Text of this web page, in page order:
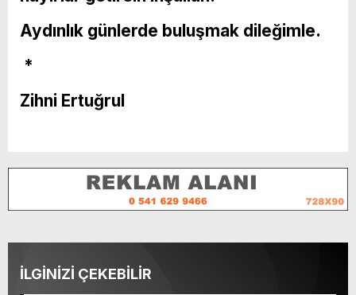
Aydınlık günlerde buluşmak dileğimle.
*
Zihni Ertuğrul
İLGİNİZİ ÇEKEBİLİR